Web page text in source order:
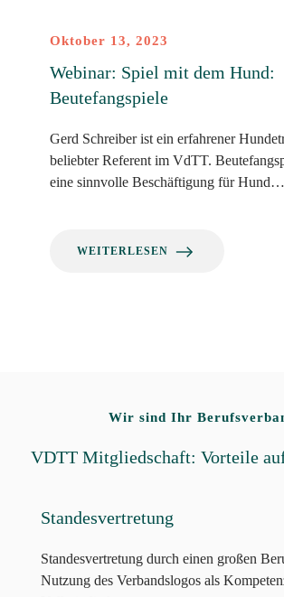
Oktober 13, 2023
Webinar: Spiel mit dem Hund:
Beutefangspiele
Gerd Schreiber ist ein erfahrener
beliebter Referent im VdTT.
eine sinnvolle Beschäftigung für Hund…
WEITERLESEN
Wir sind Ihr
VDTT Mitgliedschaft: Vorteile
Standesvertretung
Standesvertretung durch einen großen
Nutzung des Verbandslogos als